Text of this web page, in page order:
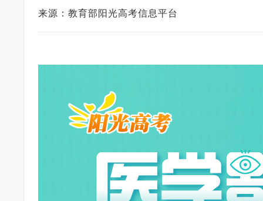
来源：教育部阳光高考信息平台